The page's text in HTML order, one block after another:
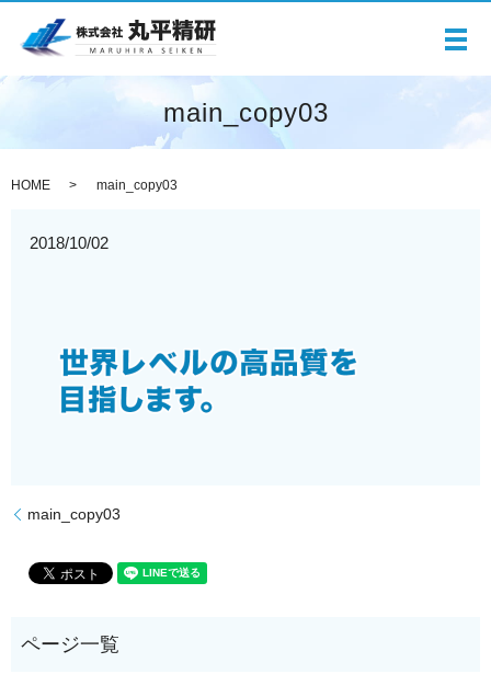
メ
main_copy03
HOME main_copy03
2018/10/02
main_copy03